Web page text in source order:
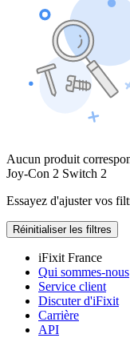
Aucun produit
Joy-Con 2 Switch 2
Essayez d'ajuster vos
Réinitialiser les filtres
iFixit France
Qui sommes-nous
Service client
Discuter d'iFixit
Carrière
API